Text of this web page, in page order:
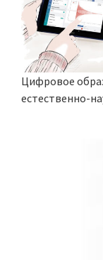
Цифровое
естественно-